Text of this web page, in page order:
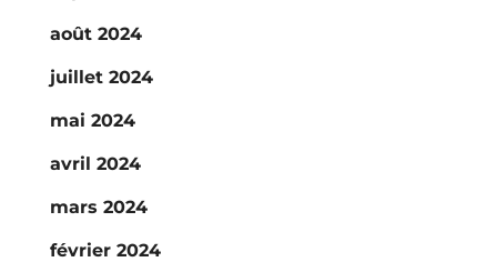
août 2024
juillet 2024
mai 2024
avril 2024
mars 2024
février 2024